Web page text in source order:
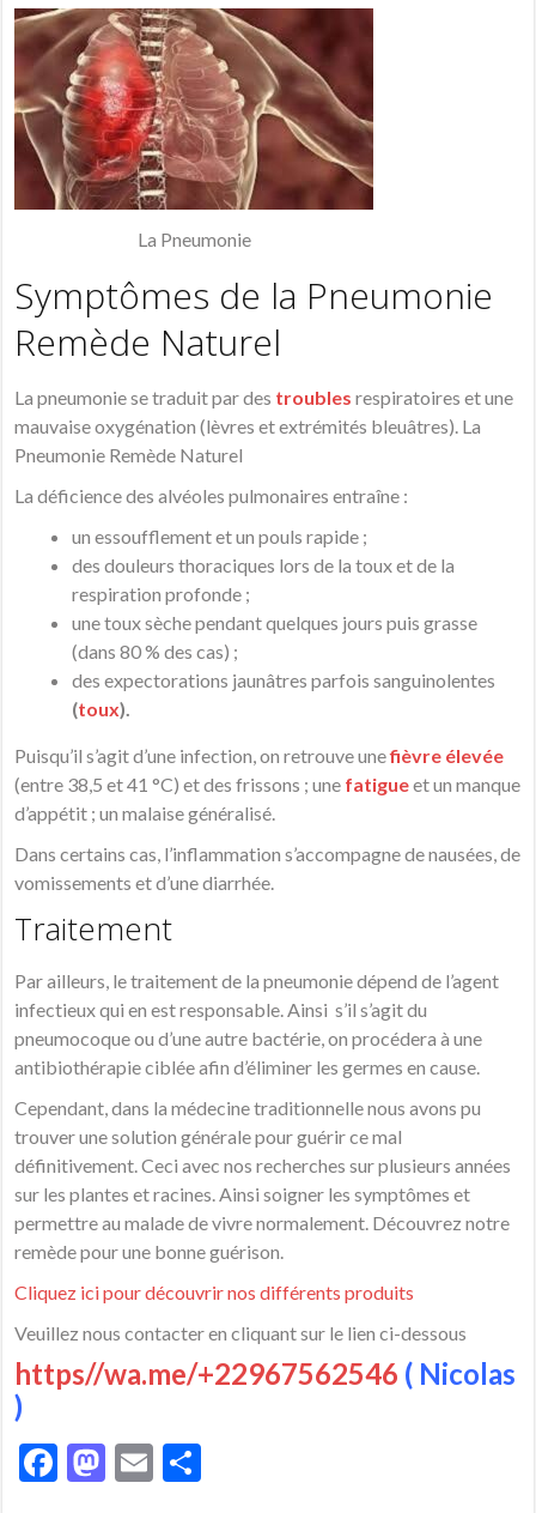
La Pneumonie
Symptômes de la Pneumonie
Remède Naturel
La pneumonie se traduit par des troublesrespiratoires et une
mauvaise oxygénation (lèvres et extrémités bleuâtres). La
Pneumonie Remède Naturel
La déficience des alvéoles pulmonaires entraîne :
un essoufflement et un pouls rapide ;
des douleurs thoraciques lors de la toux et de la
respiration profonde ;
une toux sèche pendant quelques jours puis grasse
(dans 80 % des cas) ;
des expectorations jaunâtres parfois sanguinolentes
(toux).
Puisqu’il s’agit d’une infection, on retrouve unefièvre élevée
(entre 38,5 et 41 °C) et des frissons ; une fatigueet un manque
d’appétit ; un malaise généralisé.
Dans certains cas, l’inflammation s’accompagne de nausées, de
vomissements et d’une diarrhée.
Traitement
Par ailleurs, le traitement de la pneumonie dépend de l’agent
infectieux qui en est responsable. Ainsi s’il s’agit du
pneumocoque ou d’une autre bactérie, on procédera à une
antibiothérapie ciblée afin d’éliminer les germes en cause.
Cependant, dans la médecine traditionnelle nous avons pu
trouver une solution générale pour guérir ce mal
définitivement. Ceci avec nos recherches sur plusieurs années
sur les plantes et racines. Ainsi soigner les symptômes et
permettre au malade de vivre normalement. Découvrez notre
remède pour une bonne guérison.
Cliquez ici pour découvrir nos différents produits
Veuillez nous contacter en cliquant sur le lien ci-dessous
https//wa.me/+22967562546 ( Nicolas
)
Facebook
Mastodon
Email